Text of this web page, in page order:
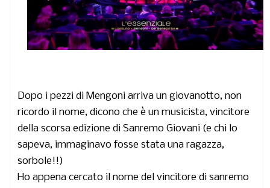
Dopo i pezzi di Mengoni arriva un giovanotto, non
ricordo il nome, dicono che è un musicista, vincitore
della scorsa edizione di Sanremo Giovani (e chi lo
sapeva, immaginavo fosse stata una ragazza,
sorbole!!)
Ho appena cercato il nome del vincitore di sanremo